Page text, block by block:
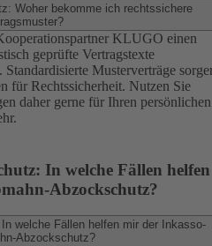
Woher bekomme ich rechtssichere
KLUGO einen
geprüfte Vertragstexte
Standardisierte Musterverträge
für Rechtssicherheit. Nutzen Sie
daher gerne für Ihren persönlichen
In welche Fällen helfen
Abzockschutz?
welche Fällen helfen mir der Inkasso-
Abzockschutz?